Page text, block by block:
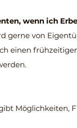
wenn ich
gerne von
einen
Möglichkeiten,